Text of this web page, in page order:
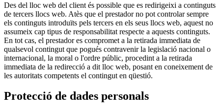
Des del lloc web del client és possible que es redirigeixi a continguts
de tercers llocs web. Atès que el prestador no pot controlar sempre
els continguts introduïts pels tercers en els seus llocs web, aquest no
assumeix cap tipus de responsabilitat respecte a aquests continguts.
En tot cas, el prestador es compromet a la retirada immediata de
qualsevol contingut que pogués contravenir la legislació nacional o
internacional, la moral o l'ordre públic, procedint a la retirada
immediata de la redirecció a dit lloc web, posant en coneixement de
les autoritats competents el contingut en qüestió.
Protecció de dades personals